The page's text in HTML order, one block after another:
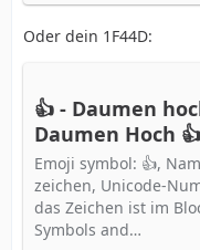
Oder dein 1F44D:
👍 - Daumen
Daumen Hoch
den Fingern
Menschen &
U+1F44D 📖
Symbol kopieren
Emoji symbol: 👍,
zeichen, Unicode-
das Zeichen ist im
Symbols and…